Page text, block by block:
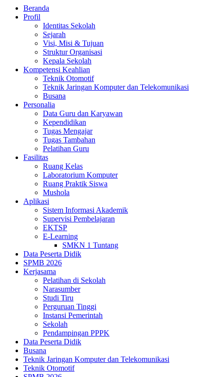
Beranda
Profil
Identitas Sekolah
Sejarah
Visi, Misi & Tujuan
Struktur Organisasi
Kepala Sekolah
Kompetensi Keahlian
Teknik Otomotif
Teknik Jaringan Komputer dan Telekomunikasi
Busana
Personalia
Data Guru dan Karyawan
Kependidikan
Tugas Mengajar
Tugas Tambahan
Pelatihan Guru
Fasilitas
Ruang Kelas
Laboratorium Komputer
Ruang Praktik Siswa
Mushola
Aplikasi
Sistem Informasi Akademik
Supervisi Pembelajaran
EKTSP
E-Learning
SMKN 1 Tuntang
Data Peserta Didik
SPMB 2026
Kerjasama
Pelatihan di Sekolah
Narasumber
Studi Tiru
Perguruan Tinggi
Instansi Pemerintah
Sekolah
Pendampingan PPPK
Data Peserta Didik
Busana
Teknik Jaringan Komputer dan Telekomunikasi
Teknik Otomotif